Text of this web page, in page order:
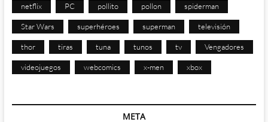
netflix PC pollito pollon spiderman
Star Wars superhéroes superman televisión
thor tiras tuna tunos tv Vengadores
videojuegos webcomics x-men xbox
META